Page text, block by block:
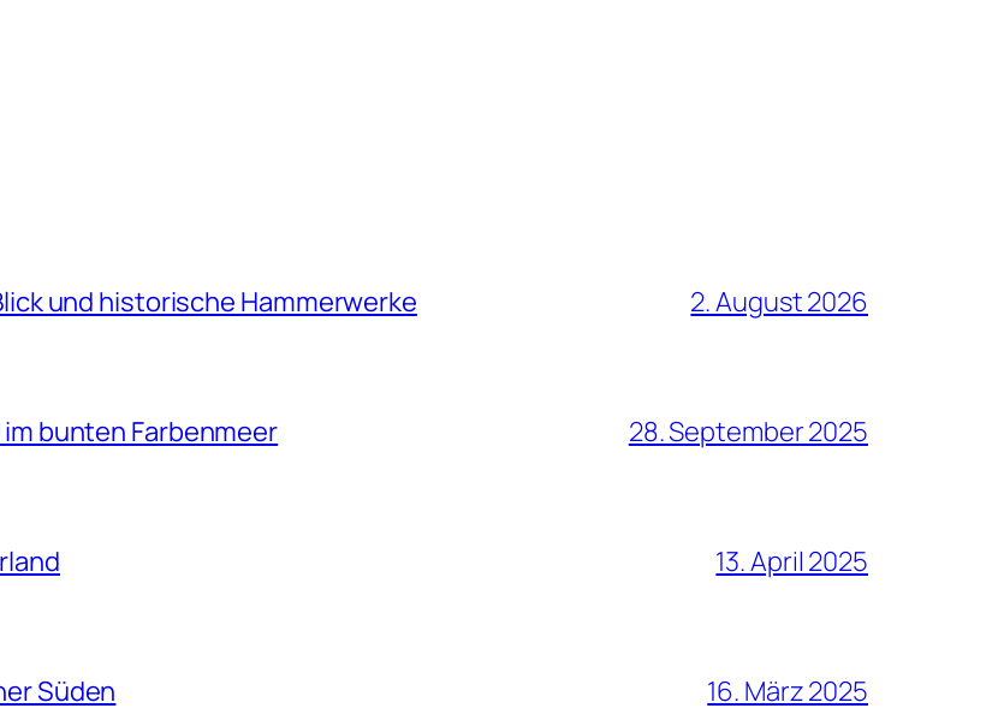
und historische Hammerwerke 2. August 2026
bunten Farbenmeer 28. September 2025
13. April 2025
Süden 16. März 2025